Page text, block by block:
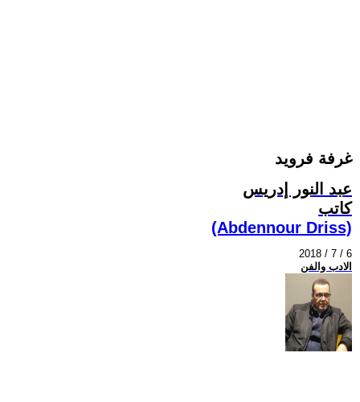
غرفة فرويد
عبد النور إدريس
كاتب
(Abdennour Driss)
2018 / 7 / 6
الادب والفن